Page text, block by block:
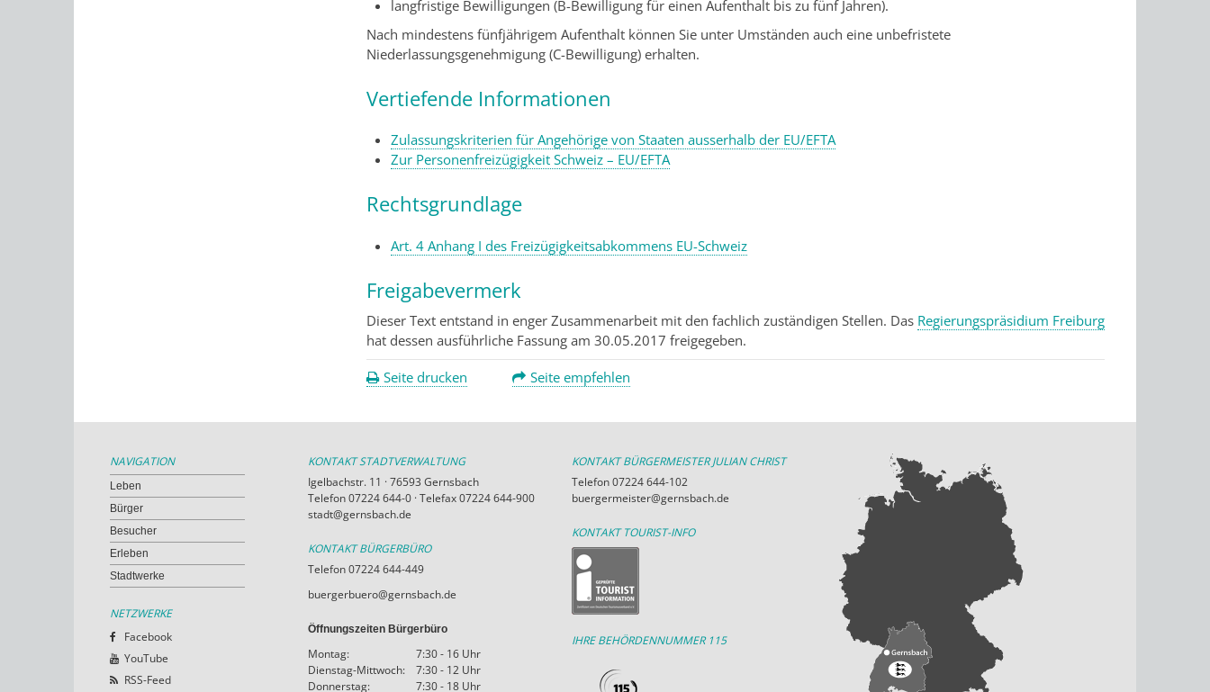
langfristige Bewilligungen (B-Bewilligung für einen Aufenthalt bis zu fünf Jahren).
Nach mindestens fünfjährigem Aufenthalt können Sie unter Umständen auch eine unbefristete
Niederlassungsgenehmigung (C-Bewilligung) erhalten.
Vertiefende Informationen
Zulassungskriterien für Angehörige von Staaten ausserhalb der EU/EFTA
Zur Personenfreizügigkeit Schweiz – EU/EFTA
Rechtsgrundlage
Art. 4 Anhang I des Freizügigkeitsabkommens EU-Schweiz
Freigabevermerk
Dieser Text entstand in enger Zusammenarbeit mit den fachlich zuständigen Stellen. Das Regierungspräsidium Freiburg
hat dessen ausführliche Fassung am 30.05.2017 freigegeben.
Seite drucken Seite empfehlen
NAVIGATION
Leben
Bürger
Besucher
Erleben
Stadtwerke
NETZWERKE
Facebook
YouTube
RSS-Feed
KONTAKT STADTVERWALTUNG
Igelbachstr. 11 · 76593 Gernsbach
Telefon 07224 644-0 · Telefax 07224 644-900
stadt@gernsbach.de
KONTAKT BÜRGERBÜRO
Telefon 07224 644-449
buergerbuero@gernsbach.de
Öffnungszeiten Bürgerbüro
Montag:
7:30 - 16 Uhr
Dienstag-Mittwoch:
7:30 - 12 Uhr
Donnerstag:
7:30 - 18 Uhr
KONTAKT BÜRGERMEISTER JULIAN CHRIST
Telefon 07224 644-102
buergermeister@gernsbach.de
KONTAKT TOURIST-INFO
IHRE BEHÖRDENNUMMER 115